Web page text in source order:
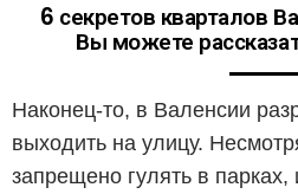
6 секретов кварталов
Вы можете
Наконец-то, в Валенсии
выходить на улицу.
запрещено гулять в